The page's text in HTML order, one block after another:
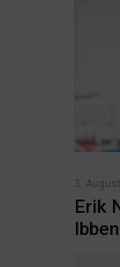
3.
Erik